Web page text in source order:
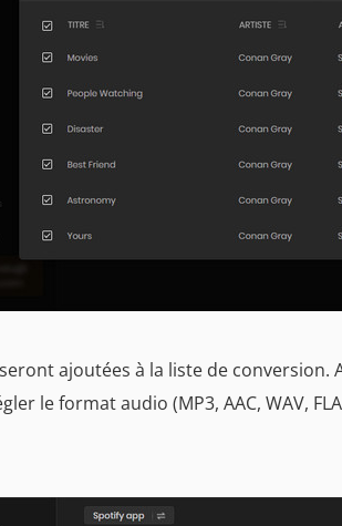
ajoutées à la liste de
le format audio (MP3, AAC, WAV,